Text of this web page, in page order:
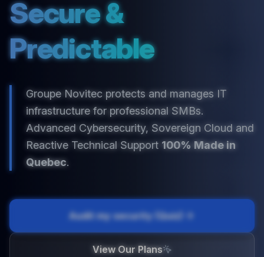
Secure &
Predictable
Groupe Novitec protects and manages IT
infrastructure for professional SMBs.
Advanced Cybersecurity, Sovereign Cloud and
Reactive Technical Support 100% Made in
Quebec.
Audit my security (Quiz)
View Our Plans